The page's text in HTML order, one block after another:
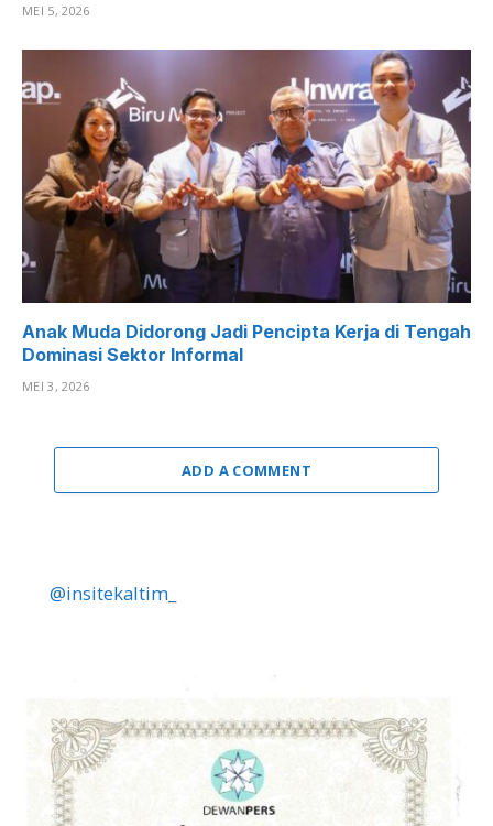
MEI 5, 2026
Anak Muda Didorong Jadi Pencipta Kerja di Tengah
Dominasi Sektor Informal
MEI 3, 2026
ADD A COMMENT
@insitekaltim_